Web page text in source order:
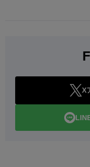
X